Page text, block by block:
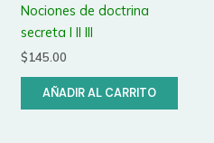
Nociones de doctrina
secreta I II III
$145.00
AÑADIR AL CARRITO